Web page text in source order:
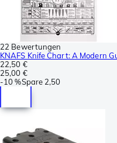
22 Bewertungen
KNAFS Knife Chart: A Modern
22,50 €
25,00 €
-10 %Spare 2,50